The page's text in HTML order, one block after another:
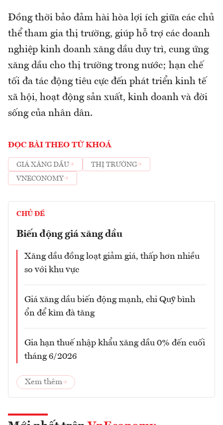
Đồng thời bảo đảm hài hòa lợi ích giữa các chủ
thể tham gia thị trường, giúp hỗ trợ các doanh
nghiệp kinh doanh xăng dầu duy trì, cung ứng
xăng dầu cho thị trường trong nước; hạn chế
tối đa tác động tiêu cực đến phát triển kinh tế
xã hội, hoạt động sản xuất, kinh doanh và đời
sống của nhân dân.
ĐỌC BÀI THEO TỪ KHOÁ
GIÁ XĂNG DẦU
THỊ TRƯỜNG
VNECONOMY
CHỦ ĐỀ
Biến động giá xăng dầu
Xăng dầu đồng loạt giảm giá, thấp hơn nhiều
so với khu vực
Giá xăng dầu biến động mạnh, chi Quỹ bình
ổn để kìm đà tăng
Gia hạn thuế nhập khẩu xăng dầu 0% đến cuối
tháng 6/2026
Xem thêm